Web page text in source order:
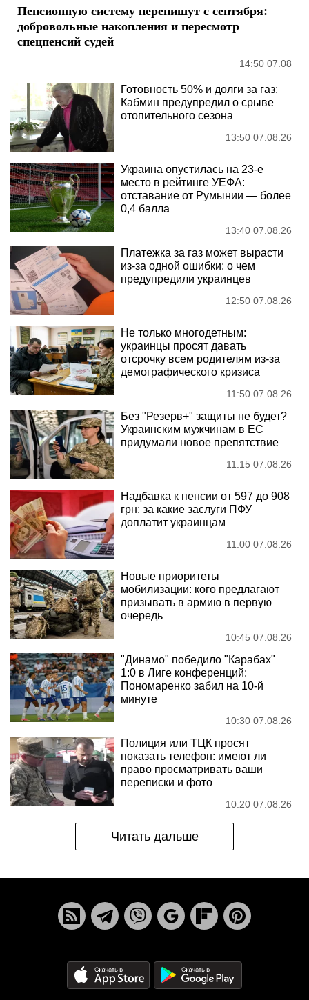
Пенсионную систему перепишут с сентября:
добровольные накопления и пересмотр
спецпенсий судей
14:50 07.08
Готовность 50% и долги за газ:
Кабмин предупредил о срыве
отопительного сезона
13:50 07.08.26
Украина опустилась на 23-е
место в рейтинге УЕФА:
отставание от Румынии — более
0,4 балла
13:40 07.08.26
Платежка за газ может вырасти
из-за одной ошибки: о чем
предупредили украинцев
12:50 07.08.26
Не только многодетным:
украинцы просят давать
отсрочку всем родителям из-за
демографического кризиса
11:50 07.08.26
Без "Резерв+" защиты не будет?
Украинским мужчинам в ЕС
придумали новое препятствие
11:15 07.08.26
Надбавка к пенсии от 597 до 908
грн: за какие заслуги ПФУ
доплатит украинцам
11:00 07.08.26
Новые приоритеты
мобилизации: кого предлагают
призывать в армию в первую
очередь
10:45 07.08.26
"Динамо" победило "Карабах"
1:0 в Лиге конференций:
Пономаренко забил на 10-й
минуте
10:30 07.08.26
Полиция или ТЦК просят
показать телефон: имеют ли
право просматривать ваши
переписки и фото
10:20 07.08.26
Читать дальше